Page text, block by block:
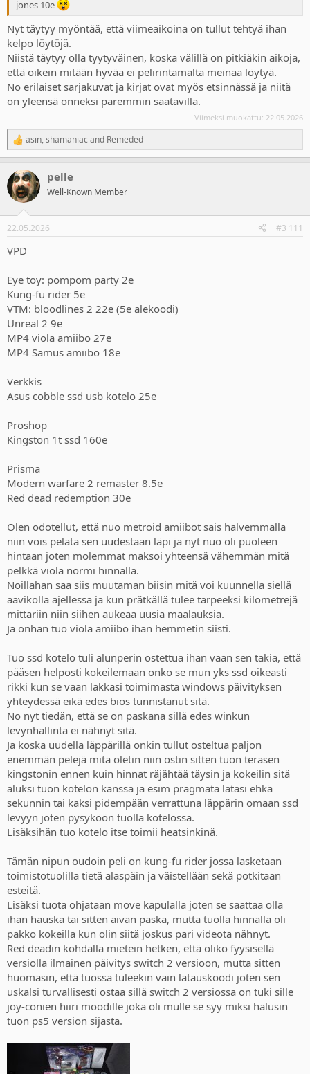
jones 10e
Nyt täytyy myöntää, että viimeaikoina on tullut tehtyä ihan
kelpo löytöjä.
Niistä täytyy olla tyytyväinen, koska välillä on pitkiäkin aikoja,
että oikein mitään hyvää ei pelirintamalta meinaa löytyä.
No erilaiset sarjakuvat ja kirjat ovat myös etsinnässä ja niitä
on yleensä onneksi paremmin saatavilla.
Viimeksi muokattu: 22.05.2026
R
e
c
t
i
s
asin, shamaniacand Remeded
pelle
Well-Known Member
22.05.2026 #3 111
VPD
Eye toy: pompom party 2e
Kung-fu rider 5e
VTM: bloodlines 2 22e (5e alekoodi)
Unreal 2 9e
MP4 viola amiibo 27e
MP4 Samus amiibo 18e
Verkkis
Asus cobble ssd usb kotelo 25e
Proshop
Kingston 1t ssd 160e
Prisma
Modern warfare 2 remaster 8.5e
Red dead redemption 30e
Olen odotellut, että nuo metroid amiibot sais halvemmalla
niin vois pelata sen uudestaan läpi ja nyt nuo oli puoleen
hintaan joten molemmat maksoi yhteensä vähemmän mitä
pelkkä viola normi hinnalla.
Noillahan saa siis muutaman biisin mitä voi kuunnella siellä
aavikolla ajellessa ja kun prätkällä tulee tarpeeksi kilometrejä
mittariin niin siihen aukeaa uusia maalauksia.
Ja onhan tuo viola amiibo ihan hemmetin siisti.
Tuo ssd kotelo tuli alunperin ostettua ihan vaan sen takia, että
pääsen helposti kokeilemaan onko se mun yks ssd oikeasti
rikki kun se vaan lakkasi toimimasta windows päivityksen
yhteydessä eikä edes bios tunnistanut sitä.
No nyt tiedän, että se on paskana sillä edes winkun
levynhallinta ei nähnyt sitä.
Ja koska uudella läppärillä onkin tullut osteltua paljon
enemmän pelejä mitä oletin niin ostin sitten tuon terasen
kingstonin ennen kuin hinnat räjähtää täysin ja kokeilin sitä
aluksi tuon kotelon kanssa ja esim pragmata latasi ehkä
sekunnin tai kaksi pidempään verrattuna läppärin omaan ssd
levyyn joten pysyköön tuolla kotelossa.
Lisäksihän tuo kotelo itse toimii heatsinkinä.
Tämän nipun oudoin peli on kung-fu rider jossa lasketaan
toimistotuolilla tietä alaspäin ja väistellään sekä potkitaan
esteitä.
Lisäksi tuota ohjataan move kapulalla joten se saattaa olla
ihan hauska tai sitten aivan paska, mutta tuolla hinnalla oli
pakko kokeilla kun olin siitä joskus pari videota nähnyt.
Red deadin kohdalla mietein hetken, että oliko fyysisellä
versiolla ilmainen päivitys switch 2 versioon, mutta sitten
huomasin, että tuossa tuleekin vain latauskoodi joten sen
uskalsi turvallisesti ostaa sillä switch 2 versiossa on tuki sille
joy-conien hiiri moodille joka oli mulle se syy miksi halusin
tuon ps5 version sijasta.